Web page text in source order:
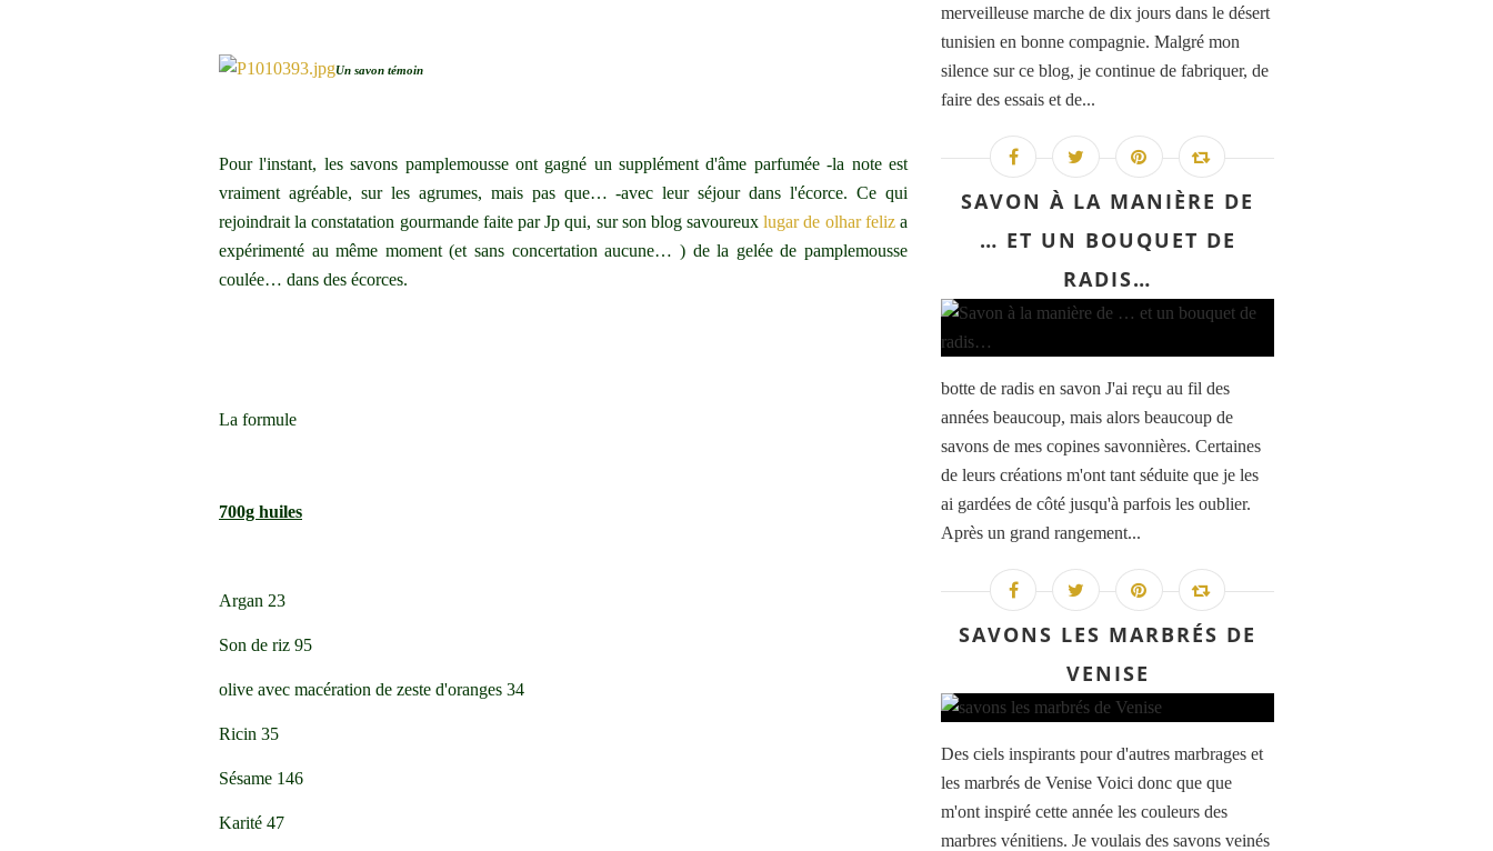
Un savon témoin
Pour l'instant, les savons pamplemousse ont gagné un supplément d'âme parfumée -la note est
vraiment agréable, sur les agrumes, mais pas que… -avec leur séjour dans l'écorce. Ce qui
rejoindrait la constatation gourmande faite par Jp qui, sur son blog savoureuxlugar de olhar feliza
expérimenté au même moment (et sans concertation aucune… ) de la gelée de pamplemousse
coulée… dans des écorces.
La formule
700g huiles
Argan 23
Son de riz 95
olive avec macération de zeste d'oranges 34
Ricin 35
Sésame 146
Karité 47
merveilleuse marche de dix jours dans le désert
tunisien en bonne compagnie. Malgré mon
silence sur ce blog, je continue de fabriquer, de
faire des essais et de...
SAVON À LA MANIÈRE DE
… ET UN BOUQUET DE
RADIS…
botte de radis en savon J'ai reçu au fil des
années beaucoup, mais alors beaucoup de
savons de mes copines savonnières. Certaines
de leurs créations m'ont tant séduite que je les
ai gardées de côté jusqu'à parfois les oublier.
Après un grand rangement...
SAVONS LES MARBRÉS DE
VENISE
Des ciels inspirants pour d'autres marbrages et
les marbrés de Venise Voici donc que que
m'ont inspiré cette année les couleurs des
marbres vénitiens. Je voulais des savons veinés